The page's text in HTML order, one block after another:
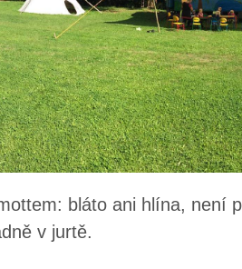
bláto ani hlína, není
v jurtě.